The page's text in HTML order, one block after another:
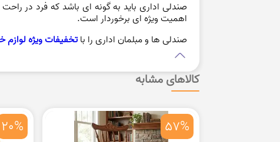
صندلی اداری باید به گونه ای باشد که فرد در
اهمیت ویژه ای برخوردار است.
صندلی ها و مبلمان اداری را باتخفیفات ویژه لوازم
کالاهای مشابه
57%
20%